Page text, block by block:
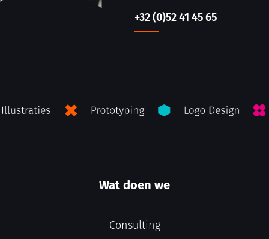
+32 (0)52 41 45 65
Wat doen we
Consulting